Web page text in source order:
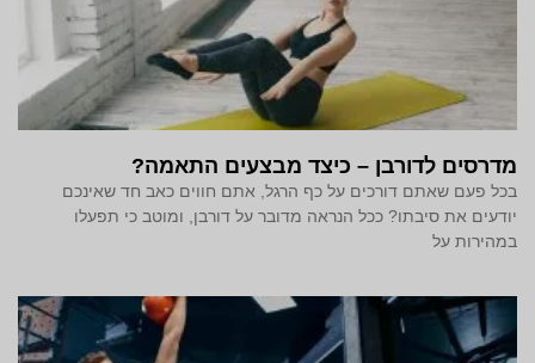
מדרסים לדורבן – כיצד מבצעים התאמה?
בכל פעם שאתם דורכים על כף הרגל, אתם חווים כאב חד שאינכם
יודעים את סיבתו? ככל הנראה מדובר על דורבן, ומוטב כי תפעלו
במהירות על